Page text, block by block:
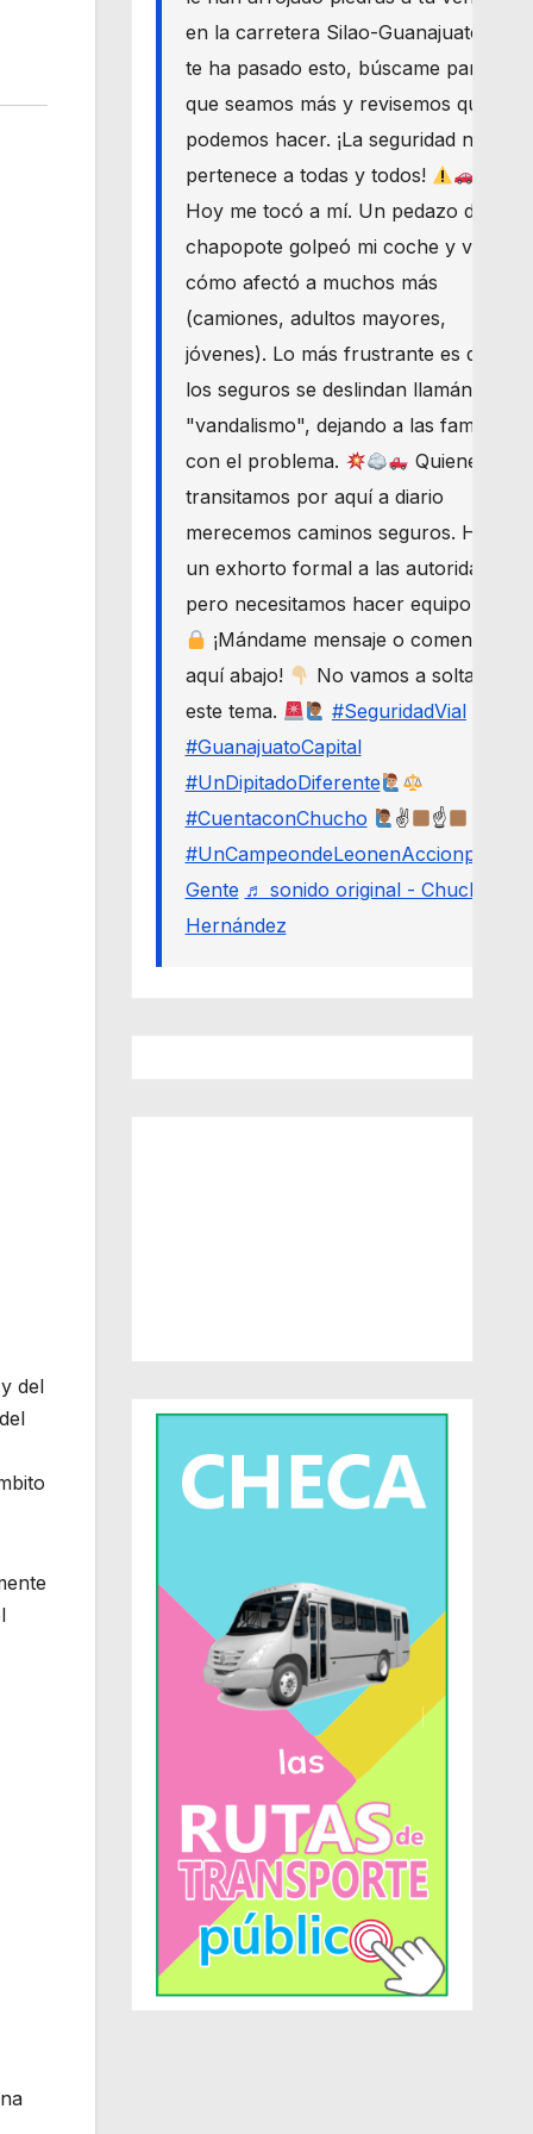
del
en la carretera Silao-Guanajuato? Si
te ha pasado esto, búscame para
que seamos más y revisemos qué
podemos hacer. ¡La seguridad nos
pertenece a todas y todos!
Hoy me tocó a mí. Un pedazo de
chapopote golpeó mi coche y vi
cómo afectó a muchos más
(camiones, adultos mayores,
jóvenes). Lo más frustrante es que
los seguros se deslindan llamándolo
"vandalismo", dejando a las familias
con el problema.
Quienes
transitamos por aquí a diario
merecemos caminos seguros. Haré
un exhorto formal a las autoridades,
pero necesitamos hacer equipo.
¡Mándame mensaje o comenta
aquí abajo!
No vamos a soltar
este tema.
#SeguridadVial
#GuanajuatoCapital
#UnDipitadoDiferente
#CuentaconChucho
✌
☝
#UnCampeondeLeonenAccionporLa
Gente ♬ sonido original - Chucho
Hernández